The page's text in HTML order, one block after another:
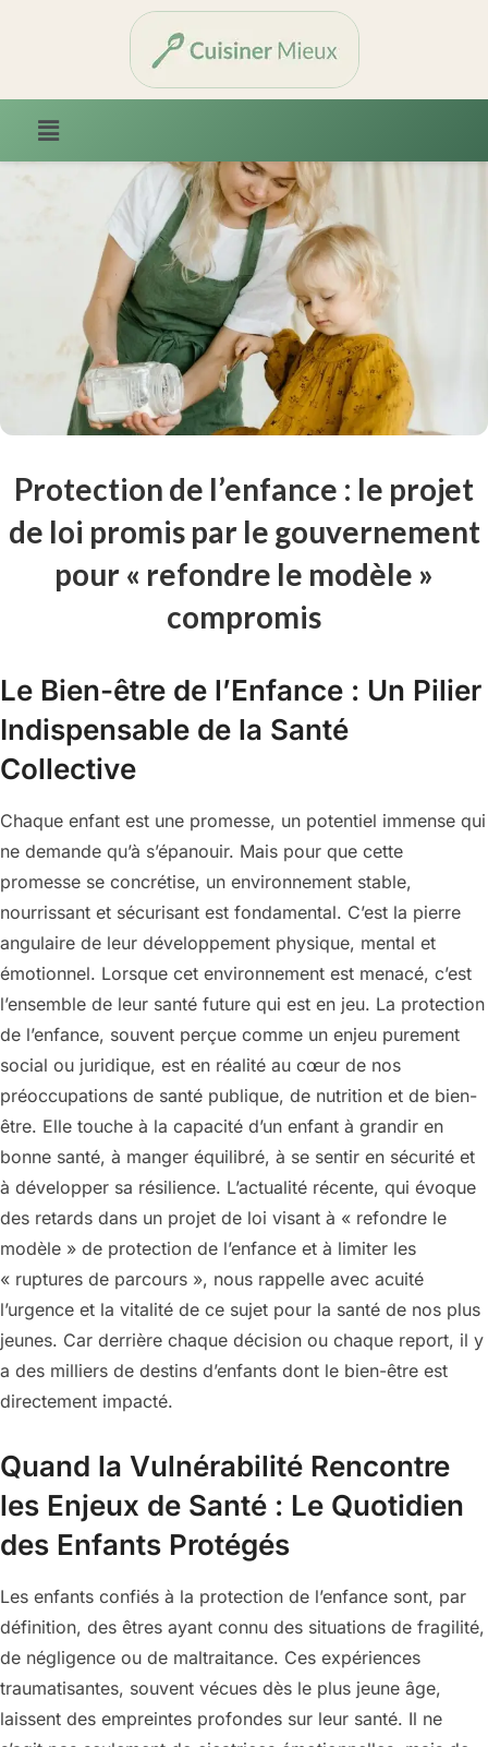
Protection de l’enfance : le projet
de loi promis par le gouvernement
pour « refondre le modèle »
compromis
Le Bien-être de l’Enfance : Un Pilier
Indispensable de la Santé
Collective
Chaque enfant est une promesse, un potentiel immense qui
ne demande qu’à s’épanouir. Mais pour que cette
promesse se concrétise, un environnement stable,
nourrissant et sécurisant est fondamental. C’est la pierre
angulaire de leur développement physique, mental et
émotionnel. Lorsque cet environnement est menacé, c’est
l’ensemble de leur santé future qui est en jeu. La protection
de l’enfance, souvent perçue comme un enjeu purement
social ou juridique, est en réalité au cœur de nos
préoccupations de santé publique, de nutrition et de bien-
être. Elle touche à la capacité d’un enfant à grandir en
bonne santé, à manger équilibré, à se sentir en sécurité et
à développer sa résilience. L’actualité récente, qui évoque
des retards dans un projet de loi visant à « refondre le
modèle » de protection de l’enfance et à limiter les
« ruptures de parcours », nous rappelle avec acuité
l’urgence et la vitalité de ce sujet pour la santé de nos plus
jeunes. Car derrière chaque décision ou chaque report, il y
a des milliers de destins d’enfants dont le bien-être est
directement impacté.
Quand la Vulnérabilité Rencontre
les Enjeux de Santé : Le Quotidien
des Enfants Protégés
Les enfants confiés à la protection de l’enfance sont, par
définition, des êtres ayant connu des situations de fragilité,
de négligence ou de maltraitance. Ces expériences
traumatisantes, souvent vécues dès le plus jeune âge,
laissent des empreintes profondes sur leur santé. Il ne